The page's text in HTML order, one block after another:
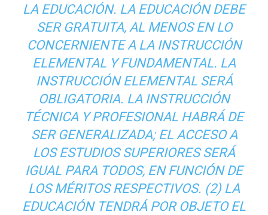
LA EDUCACIÓN. LA EDUCACIÓN DEBE
SER GRATUITA, AL MENOS EN LO
CONCERNIENTE A LA INSTRUCCIÓN
ELEMENTAL Y FUNDAMENTAL. LA
INSTRUCCIÓN ELEMENTAL SERÁ
OBLIGATORIA. LA INSTRUCCIÓN
TÉCNICA Y PROFESIONAL HABRÁ DE
SER GENERALIZADA; EL ACCESO A
LOS ESTUDIOS SUPERIORES SERÁ
IGUAL PARA TODOS, EN FUNCIÓN DE
LOS MÉRITOS RESPECTIVOS. (2) LA
EDUCACIÓN TENDRÁ POR OBJETO EL